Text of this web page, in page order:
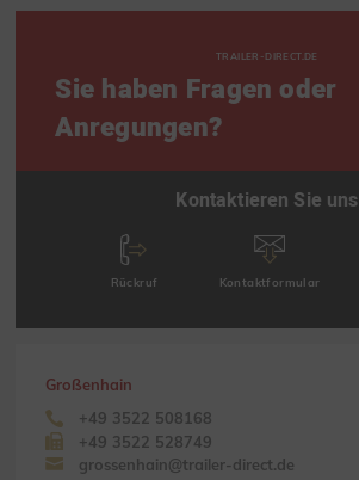
TRAILER-DIRECT.DE
Sie haben Fragen oder
Anregungen?
Kontaktieren Sie uns
Rückruf Kontaktformular
Großenhain
+49 3522 508168
+49 3522 528749
grossenhain@trailer-direct.de